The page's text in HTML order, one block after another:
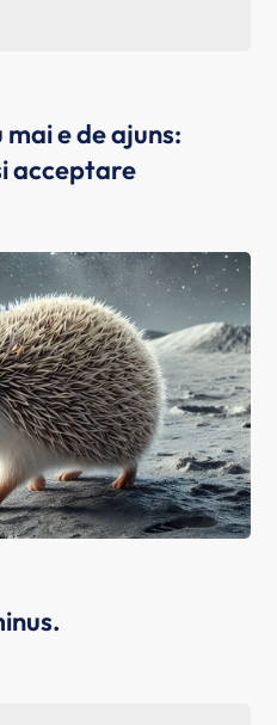
e de ajuns:
acceptare